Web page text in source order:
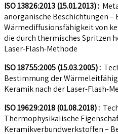
ISO 13826:2013 (15.01.2013) :
anorganische Beschichtungen –
Wärmediffusionsfähigkeit von
die durch thermisches Spritzen
Laser-Flash-Methode
ISO 18755:2005 (15.03.2005) :
Bestimmung der
Keramik nach der Laser-Flash-
ISO 19629:2018 (01.08.2018) :
Thermophysikalische
Keramikverbundwerkstoffen –